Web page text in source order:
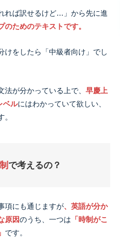
れば訳せるけど…」から先に進
のためのテキストです。
けをしたら「中級者向け」でし
法が分かっている上で、 早慶上
ベルにはわかっていて欲しい、
で考えるの？
項にも通じますが、英語が分か
原因のうち、一つは 「時制がこ
です。